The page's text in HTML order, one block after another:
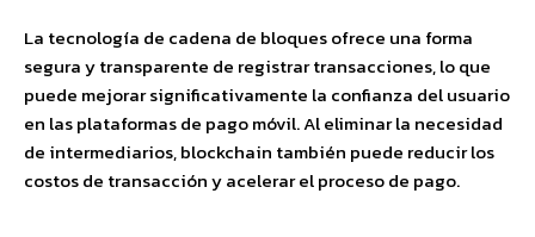
La tecnología de cadena de bloques ofrece una forma
segura y transparente de registrar transacciones, lo que
puede mejorar significativamente la confianza del usuario
en las plataformas de pago móvil. Al eliminar la necesidad
de intermediarios, blockchain también puede reducir los
costos de transacción y acelerar el proceso de pago.